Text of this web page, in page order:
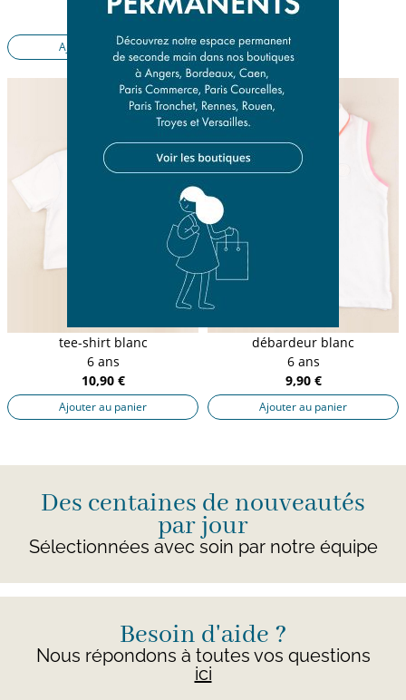
9,50 €
Ajouter au panier
tee-shirt blanc
6 ans
10,90 €
Ajouter au panier
débardeur blanc
6 ans
9,90 €
Ajouter au panier
Des centaines de nouveautés
par jour
Sélectionnées avec soin par notre équipe
Besoin d'aide ?
Nous répondons à toutes vos questions
ici